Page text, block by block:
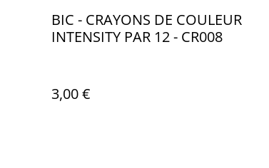
BIC - CRAYONS DE COULEUR
INTENSITY PAR 12 - CR008
3,00 €